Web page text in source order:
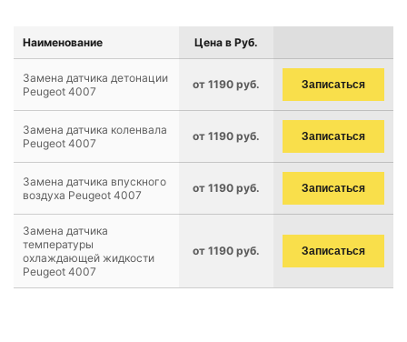
Наименование Цена в Руб.
Замена датчика детонации
Peugeot 4007
от 1190 руб. Записаться
Замена датчика коленвала
Peugeot 4007
от 1190 руб. Записаться
Замена датчика впускного
воздуха Peugeot 4007
от 1190 руб. Записаться
Замена датчика
температуры
охлаждающей жидкости
Peugeot 4007
от 1190 руб. Записаться